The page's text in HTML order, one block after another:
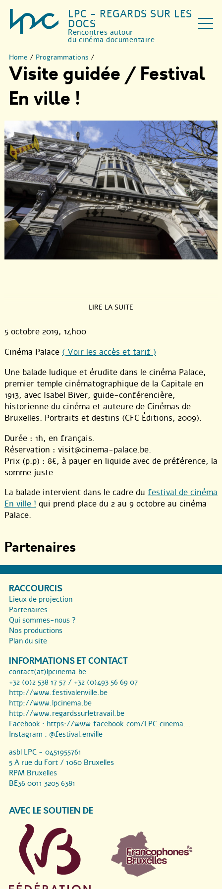
LPC - REGARDS SUR LES
DOCS
Rencontres autour
du cinéma documentaire
Home / Programmations /
Visite guidée / Festival
En ville !
LIRE LA SUITE
5 octobre 2019, 14h00
Cinéma Palace ( Voir les accès et tarif )
Une balade ludique et érudite dans le cinéma Palace,
premier temple cinématographique de la Capitale en
1913, avec Isabel Biver, guide-conférencière,
historienne du cinéma et auteure de Cinémas de
Bruxelles. Portraits et destins (CFC Éditions, 2009).
Durée : 1h, en français.
Réservation : visit@cinema-palace.be.
Prix (p.p) : 8€, à payer en liquide avec de préférence, la
somme juste.
La balade intervient dans le cadre du festival de cinéma
En ville ! qui prend place du 2 au 9 octobre au cinéma
Palace.
Partenaires
RACCOURCIS
Lieux de projection
Partenaires
Qui sommes-nous ?
Nos productions
Plan du site
INFORMATIONS ET CONTACT
contact(at)lpcinema.be
+32 (0)2 538 17 57 / +32 (0)493 56 69 07
http://www.festivalenville.be
http://www.lpcinema.be
http://www.regardssurletravail.be
Facebook : https://www.facebook.com/LPC.cinema...
Instagram : @festival.enville
asbl LPC - 0451955761
5 A rue du Fort / 1060 Bruxelles
RPM Bruxelles
BE36 0011 3205 6381
AVEC LE SOUTIEN DE